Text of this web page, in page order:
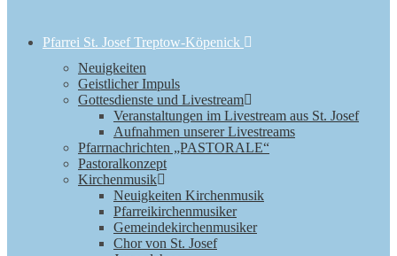
Pfarrei St. Josef Treptow-Köpenick
Neuigkeiten
Geistlicher Impuls
Gottesdienste und Livestream
Veranstaltungen im Livestream aus St. Josef
Aufnahmen unserer Livestreams
Pfarrnachrichten „PASTORALE“
Pastoralkonzept
Kirchenmusik
Neuigkeiten Kirchenmusik
Pfarreikirchenmusiker
Gemeindekirchenmusiker
Chor von St. Josef